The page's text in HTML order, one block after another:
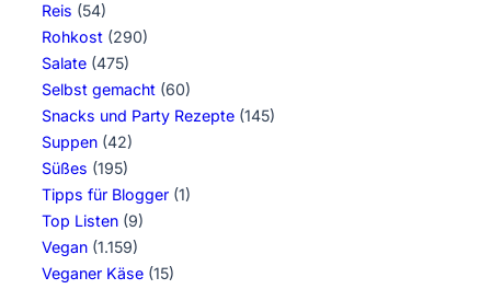
Reis (54)
Rohkost (290)
Salate (475)
Selbst gemacht (60)
Snacks und Party Rezepte (145)
Suppen (42)
Süßes (195)
Tipps für Blogger (1)
Top Listen (9)
Vegan (1.159)
Veganer Käse (15)